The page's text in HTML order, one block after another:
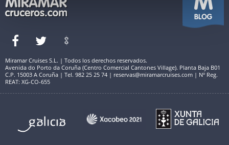
Miramar Cruises S.L. | Todos los derechos reservados.
Avenida do Porto da Coruña (Centro Comercial Cantones Village). Planta Baja B01
C.P. 15003 A Coruña | Tel. 982 25 25 74 | reservas@miramarcruises.com | Nº Reg.
REAT: XG-CO-655